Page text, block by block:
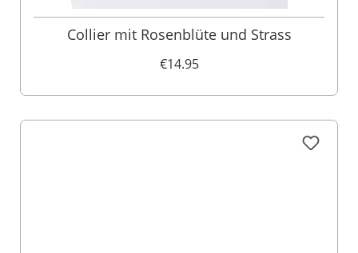
Collier mit Rosenblüte und Strass
€14.95